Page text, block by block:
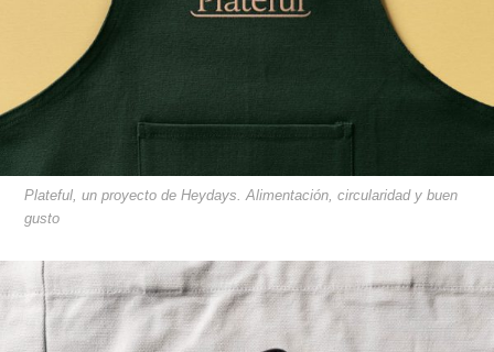
Plateful, un proyecto de Heydays. Alimentación, circularidad y buen
gusto